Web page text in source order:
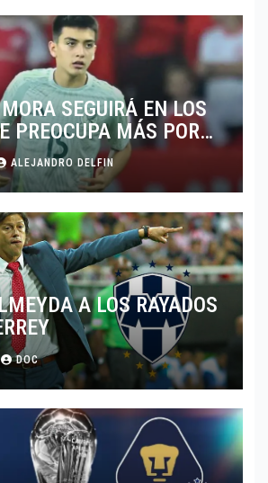
SEGUIRÁ EN LOS
PREOCUPA MÁS POR
EQUIPO.
ALEJANDRO DELFIN
A LOS RAYADOS
DOC